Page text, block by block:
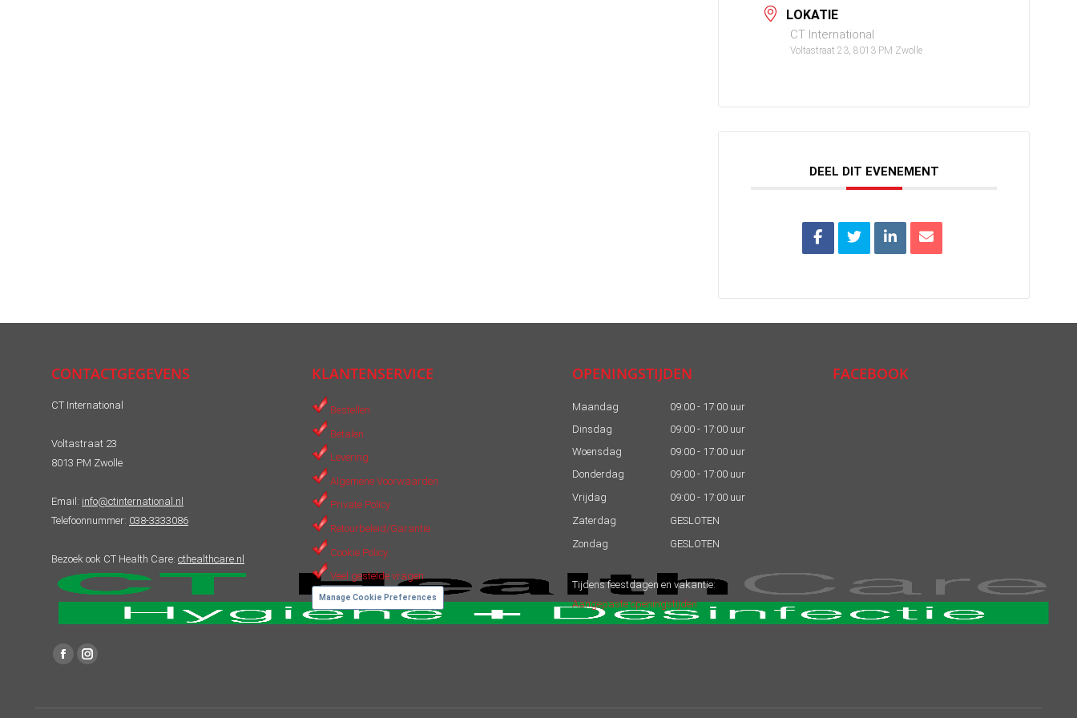
LOKATIE
CT International
Voltastraat 23, 8013 PM Zwolle
DEEL DIT EVENEMENT
CONTACTGEGEVENS
CT International
Voltastraat 23
8013 PM Zwolle
Email: info@ctinternational.nl
Telefoonnummer: 038-3333086
Bezoek ook CT Health Care: cthealthcare.nl
Vind ons op:
FacebookInstagram
KLANTENSERVICE
Bestellen
Betalen
Levering
Algemene Voorwaarden
Private Policy
Retourbeleid/Garantie
Cookie Policy
Veel gestelde vragen
Manage Cookie Preferences
OPENINGSTIJDEN
Maandag
09:00 - 17:00 uur
Dinsdag
09:00 - 17:00 uur
Woensdag
09:00 - 17:00 uur
Donderdag
09:00 - 17:00 uur
Vrijdag
09:00 - 17:00 uur
Zaterdag
GESLOTEN
Zondag
GESLOTEN
Tijdens feestdagen en vakantie:
Aangepaste openingstijden
FACEBOOK